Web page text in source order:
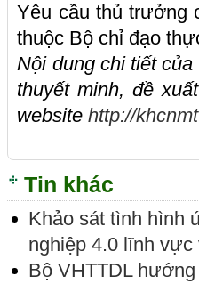
Yêu cầu thủ trưởng
thuộc Bộ chỉ đạo
Nội dung chi tiết
thuyết minh, đề
websitehttp://
Tin khác
Khảo sát tình hình
nghiệp 4.0 lĩnh vực
Bộ VHTTDL